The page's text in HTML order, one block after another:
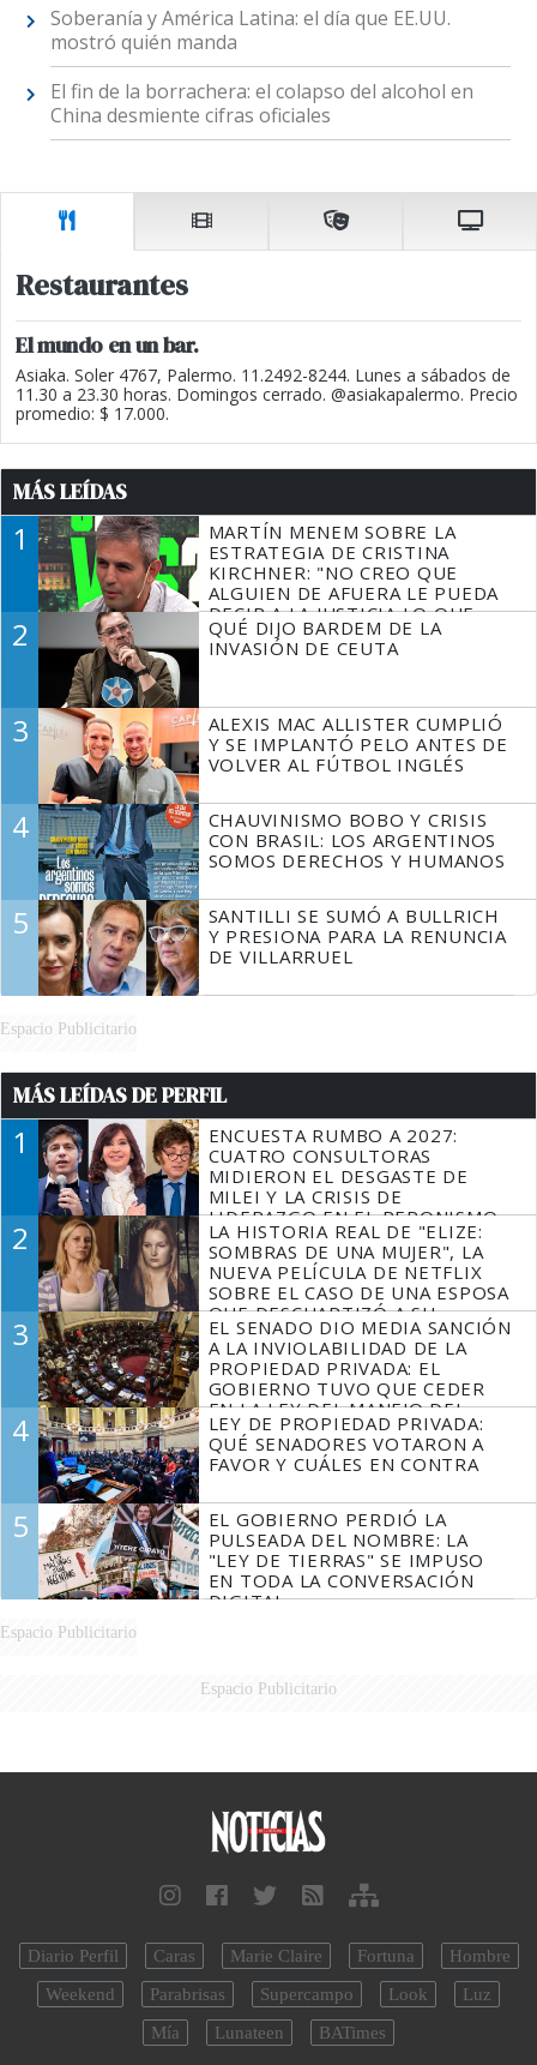
Soberanía y América Latina: el día que EE.UU.
mostró quién manda
El fin de la borrachera: el colapso del alcohol en
China desmiente cifras oficiales
Restaurantes
El mundo en un bar.
Asiaka. Soler 4767, Palermo. 11.2492-8244. Lunes a sábados de
11.30 a 23.30 horas. Domingos cerrado. @asiakapalermo. Precio
promedio: $ 17.000.
MÁS LEÍDAS
1
MARTÍN MENEM SOBRE LA
ESTRATEGIA DE CRISTINA
KIRCHNER: "NO CREO QUE
ALGUIEN DE AFUERA LE PUEDA
DECIR A LA JUSTICIA LO QUE
TIENE QUE HACER"
2
QUÉ DIJO BARDEM DE LA
INVASIÓN DE CEUTA
3
ALEXIS MAC ALLISTER CUMPLIÓ
Y SE IMPLANTÓ PELO ANTES DE
VOLVER AL FÚTBOL INGLÉS
4
CHAUVINISMO BOBO Y CRISIS
CON BRASIL: LOS ARGENTINOS
SOMOS DERECHOS Y HUMANOS
5
SANTILLI SE SUMÓ A BULLRICH
Y PRESIONA PARA LA RENUNCIA
DE VILLARRUEL
Espacio Publicitario
MÁS LEÍDAS DE PERFIL
1
ENCUESTA RUMBO A 2027:
CUATRO CONSULTORAS
MIDIERON EL DESGASTE DE
MILEI Y LA CRISIS DE
LIDERAZGO EN EL PERONISMO
2
LA HISTORIA REAL DE "ELIZE:
SOMBRAS DE UNA MUJER", LA
NUEVA PELÍCULA DE NETFLIX
SOBRE EL CASO DE UNA ESPOSA
QUE DESCUARTIZÓ A SU
MARIDO
3
EL SENADO DIO MEDIA SANCIÓN
A LA INVIOLABILIDAD DE LA
PROPIEDAD PRIVADA: EL
GOBIERNO TUVO QUE CEDER
EN LA LEY DEL MANEJO DEL
FUEGO
4
LEY DE PROPIEDAD PRIVADA:
QUÉ SENADORES VOTARON A
FAVOR Y CUÁLES EN CONTRA
5
EL GOBIERNO PERDIÓ LA
PULSEADA DEL NOMBRE: LA
"LEY DE TIERRAS" SE IMPUSO
EN TODA LA CONVERSACIÓN
DIGITAL
Espacio Publicitario
Espacio Publicitario
Diario Perfil Caras Marie Claire Fortuna
Hombre
Weekend
Parabrisas Supercampo Look
Luz
Mía
Lunateen BATimes